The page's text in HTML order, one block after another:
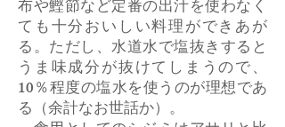
布や鰹節など定番の出汁を使わなく
ても十分おいしい料理ができあが
る。ただし、水道水で塩抜きすると
うま味成分が抜けてしまうので、
10％程度の塩水を使うのが理想であ
る（余計なお世話か）。